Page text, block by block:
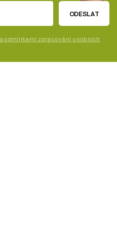
ODESLAT
podmínkami zpracování osobních